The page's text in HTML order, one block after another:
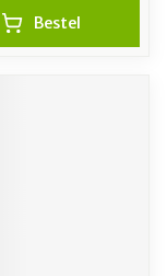
Bestel